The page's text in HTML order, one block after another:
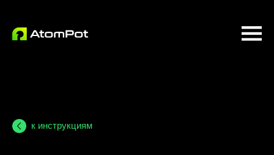
к инструкциям